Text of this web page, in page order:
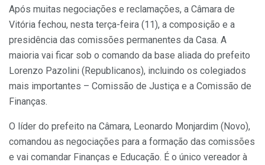
Após muitas negociações e reclamações, a Câmara de
Vitória fechou, nesta terça-feira (11), a composição e a
presidência das comissões permanentes da Casa. A
maioria vai ficar sob o comando da base aliada do prefeito
Lorenzo Pazolini (Republicanos), incluindo os colegiados
mais importantes – Comissão de Justiça e a Comissão de
Finanças.
O líder do prefeito na Câmara, Leonardo Monjardim (Novo),
comandou as negociações para a formação das comissões
e vai comandar Finanças e Educação. É o único vereador à